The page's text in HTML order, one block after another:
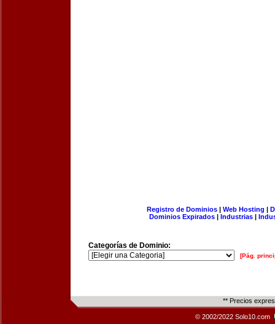
Registro de Dominios| Web Hosting |
Dominios Expirados | Industrias |
Categorías de Dominio:
[Pág.
** Precios
© 2002/2022 Solo10.com